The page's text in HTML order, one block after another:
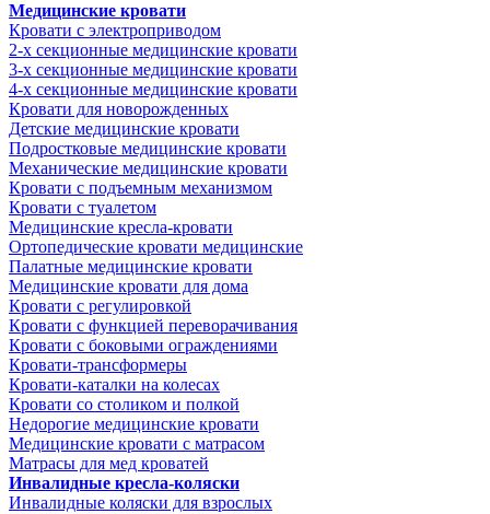
Медицинские кровати
Кровати с электроприводом
2-х секционные медицинские кровати
3-х секционные медицинские кровати
4-х секционные медицинские кровати
Кровати для новорожденных
Детские медицинские кровати
Подростковые медицинские кровати
Механические медицинские кровати
Кровати с подъемным механизмом
Кровати с туалетом
Медицинские крeсла-кровати
Ортопедические кровати медицинские
Палатные медицинские кровати
Медицинские кровати для дома
Кровати с регулировкой
Кровати с функцией переворачивания
Кровати с боковыми ограждениями
Кровати-трансформеры
Кровати-каталки на колесах
Кровати со столиком и полкой
Недорогие медицинские кровати
Медицинские кровати с матрасом
Матрасы для мед кроватей
Инвалидные кресла-коляски
Инвалидные коляски для взрослых